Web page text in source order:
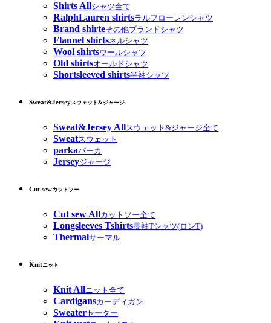
Shirts Allシャツ全て
RalphLauren shirtsラルフローレンシャツ
Brand shirteその他ブランドシャツ
Flannel shirtsネルシャツ
Wool shirtsウールシャツ
Old shirtsオールドシャツ
Shortsleeved shirts半袖シャツ
Sweat&Jerseyスウェット&ジャージ
Sweat&Jersey Allスウェット&ジャージ全て
Sweatスウェット
parkaパーカ
Jerseyジャージ
Cut sewカットソー
Cut sew Allカットソー全て
Longsleeves Tshirts長袖Tシャツ(ロンT)
Thermalサーマル
Knitニット
Knit Allニット全て
Cardigansカーディガン
Sweaterセーター